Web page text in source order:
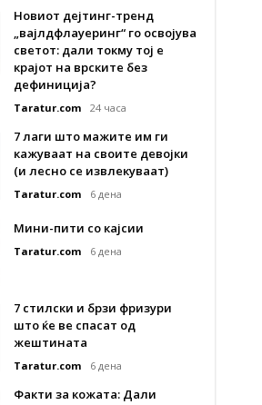
Новиот дејтинг-тренд
„вајлдфлауеринг“ го освојува
светот: дали токму тој е
крајот на врските без
дефиниција?
Taratur.com 24 часа
7 лаги што мажите им ги
кажуваат на своите девојки
(и лесно се извлекуваат)
Taratur.com 6 дена
Мини-пити со кајсии
Taratur.com 6 дена
7 стилски и брзи фризури
што ќе ве спасат од
жештината
Taratur.com 6 дена
Факти за кожата: Дали